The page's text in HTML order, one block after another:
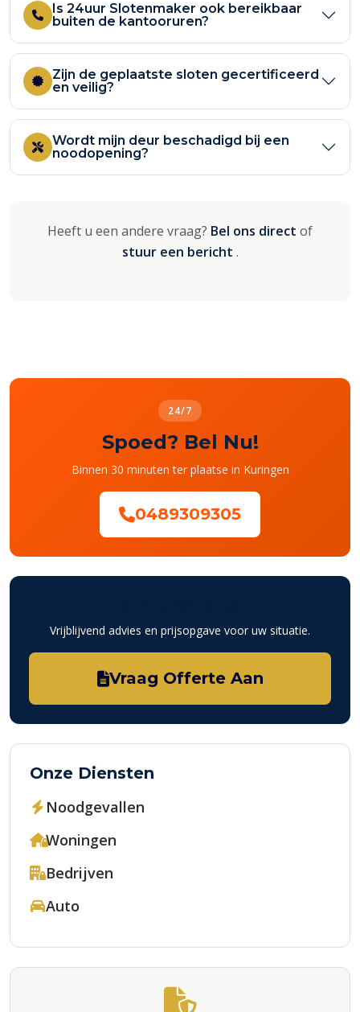
Is 24uur Slotenmaker ook bereikbaar
buiten de kantooruren?
Zijn de geplaatste sloten gecertificeerd
en veilig?
Wordt mijn deur beschadigd bij een
noodopening?
Heeft u een andere vraag? Bel ons direct of
stuur een bericht .
24/7
Spoed? Bel Nu!
Binnen 30 minuten ter plaatse in Kuringen
0489309305
Vrijblijvend advies en prijsopgave voor uw situatie.
Vraag Offerte Aan
Onze Diensten
Noodgevallen
Woningen
Bedrijven
Auto